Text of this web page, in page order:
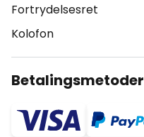
Fortrydelsesret
Kolofon
Betalingsmetoder